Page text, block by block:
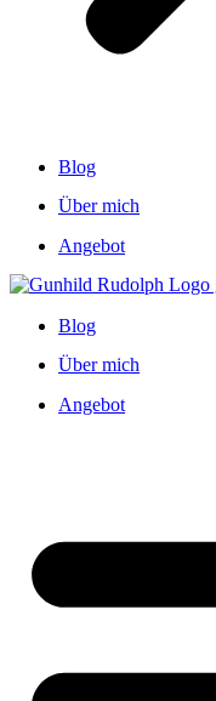
Blog
Über mich
Angebot
Blog
Über mich
Angebot